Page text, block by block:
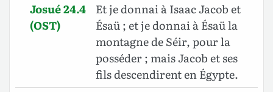
Josué 24.4
(OST)
Et je donnai à Isaac Jacob et
Ésaü ; et je donnai à Ésaü la
montagne de Séir, pour la
posséder ; mais Jacob et ses
fils descendirent en Égypte.